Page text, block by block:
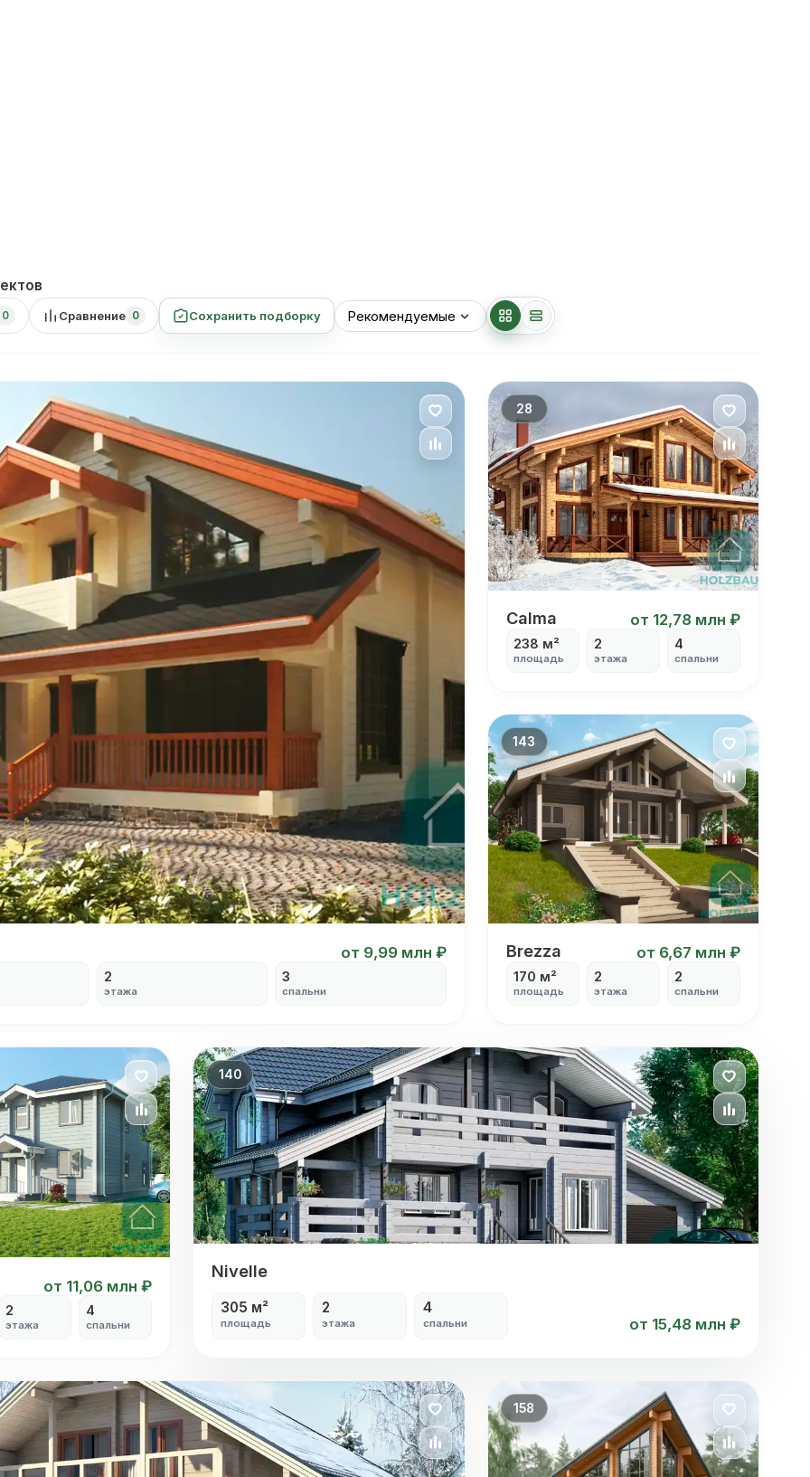
0 Сравнение 0 Сохранить подборку
от 9,99 млн ₽
2
этажа
3
спальни
28
Calma
Calma от 12,78 млн ₽
238 м²
площадь
2
этажа
4
спальни
143
Brezza
Brezza от 6,67 млн ₽
170 м²
площадь
2
этажа
2
спальни
от 11,06 млн ₽
2
этажа
4
спальни
140
Nivelle
Nivelle
от 15,48 млн ₽
305 м²
площадь
2
этажа
4
спальни
158